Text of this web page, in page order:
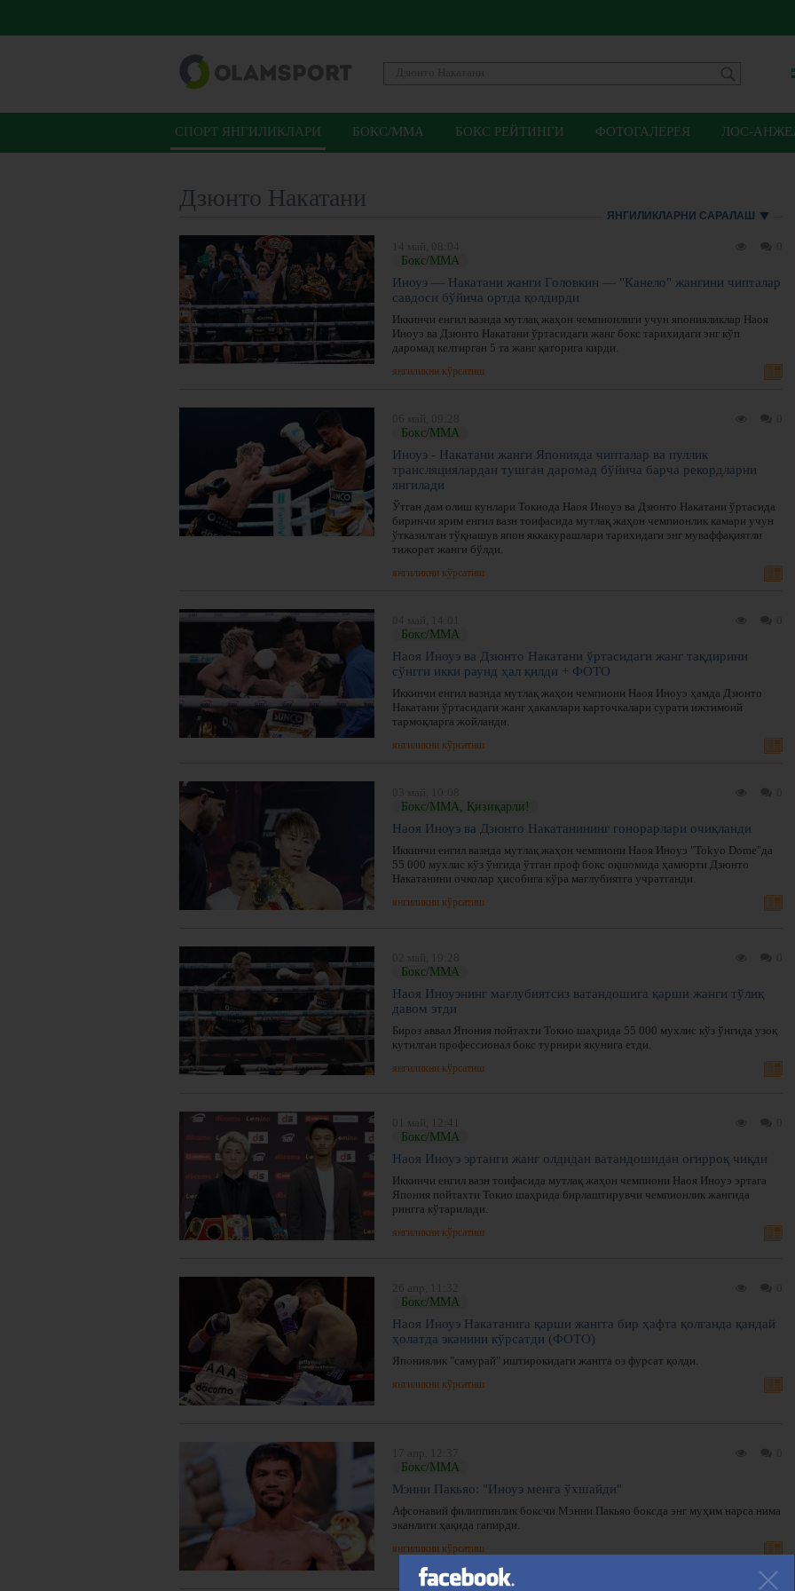
СПОРТ ЯНГИЛИКЛАРИ БОКС/ММА БОКС РЕЙТИНГИ ФОТОГАЛЕРЕЯ ЛОС-
Дзюнто Накатани
ЯНГИЛИКЛАРНИ САРАЛАШ
Бокс/ММА
Иноуэ — Накатани жанги Головкин — "Канело" жангини чипталар
савдоси бўйича ортда қолдирди
Иккинчи енгил вазнда мутлақ жаҳон чемпионлиги учун японияликлар Наоя
Иноуэ ва Дзюнто Накатани ўртасидаги жанг бокс тарихидаги энг кўп
даромад келтирган 5 та жанг қаторига кирди.
янгиликни кўрсатиш
Бокс/ММА
Иноуэ - Накатани жанги Японияда чипталар ва пуллик
трансляциялардан тушган даромад бўйича барча рекордларни
янгилади
Ўтган дам олиш кунлари Токиода Наоя Иноуэ ва Дзюнто Накатани ўртасида
биринчи ярим енгил вазн тоифасида мутлақ жаҳон чемпионлик камари учун
ўтказилган тўқнашув япон яккакурашлари тарихидаги энг муваффақиятли
тижорат жанги бўлди.
янгиликни кўрсатиш
Бокс/ММА
Наоя Иноуэ ва Дзюнто Накатани ўртасидаги жанг тақдирини
сўнгги икки раунд ҳал қилди + ФОТО
Иккинчи енгил вазнда мутлақ жаҳон чемпиони Наоя Иноуэ ҳамда Дзюнто
Накатани ўртасидаги жанг ҳакамлари карточкалари сурати ижтимоий
тармоқларга жойланди.
янгиликни кўрсатиш
Бокс/ММА, Қизиқарли!
Наоя Иноуэ ва Дзюнто Накатанининг гонорарлари очиқланди
Иккинчи енгил вазнда мутлақ жаҳон чемпиони Наоя Иноуэ "Tokyo Dome"да
55 000 мухлис кўз ўнгида ўтган проф бокс оқшомида ҳамюрти Дзюнто
Накатанини очколар ҳисобига кўра мағлубиятга учратганди.
янгиликни кўрсатиш
Бокс/ММА
Наоя Иноуэнинг мағлубиятсиз ватандошига қарши жанги тўлиқ
давом этди
Бироз аввал Япония пойтахти Токио шаҳрида 55 000 мухлис кўз ўнгида узоқ
кутилган профессионал бокс турнири якунига етди.
янгиликни кўрсатиш
Бокс/ММА
Наоя Иноуэ эртанги жанг олдидан ватандошидан оғирроқ чиқди
Иккинчи енгил вазн тоифасида мутлақ жаҳон чемпиони Наоя Иноуэ эртага
Япония пойтахти Токио шаҳрида бирлаштирувчи чемпионлик жангида
рингга кўтарилади.
янгиликни кўрсатиш
Бокс/ММА
Наоя Иноуэ Накатанига қарши жангга бир ҳафта қолганда қандай
ҳолатда эканини кўрсатди (ФОТО)
Япониялик "самурай" иштирокидаги жангга оз фурсат қолди.
янгиликни кўрсатиш
Бокс/ММА
Мэнни Пакьяо: "Иноуэ менга ўхшайди"
Афсонавий филиппинлик боксчи Мэнни Пакьяо боксда энг муҳим нарса нима
эканлиги ҳақида гапирди.
янгиликни кўрсатиш